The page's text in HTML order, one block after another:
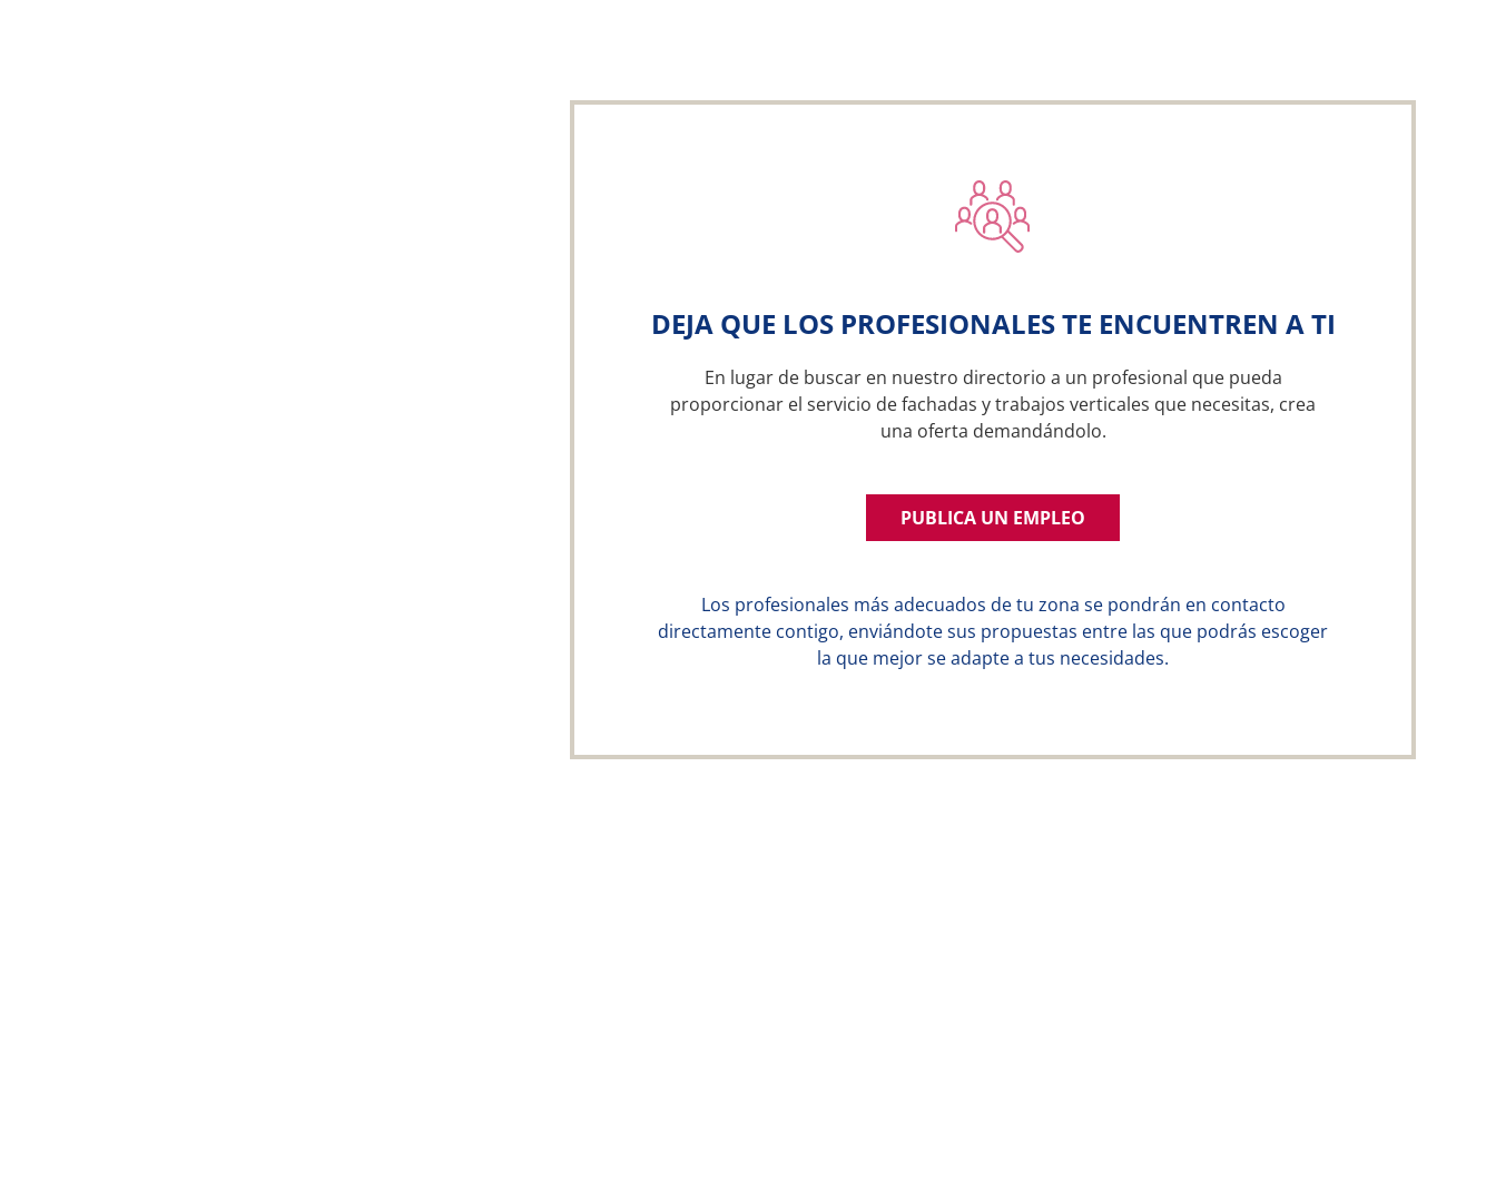
DEJA QUE LOS PROFESIONALES TE ENCUENTREN A TI
En lugar de buscar en nuestro directorio a un profesional que pueda
proporcionar el servicio de fachadas y trabajos verticales que necesitas, crea
una oferta demandándolo.
PUBLICA UN EMPLEO
Los profesionales más adecuados de tu zona se pondrán en contacto
directamente contigo, enviándote sus propuestas entre las que podrás escoger
la que mejor se adapte a tus necesidades.